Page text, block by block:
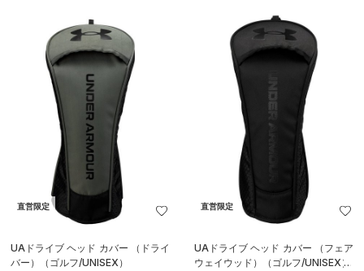
直営限定
UAドライブ ヘッド カバー （ドライ
バー）（ゴルフ/UNISEX）
直営限定
UAドライブ ヘッド カバー （フェア
ウェイウッド）（ゴルフ/UNISEX）